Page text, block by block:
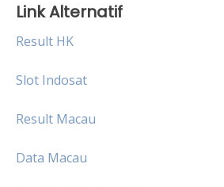
Link Alternatif
Result HK
Slot Indosat
Result Macau
Data Macau